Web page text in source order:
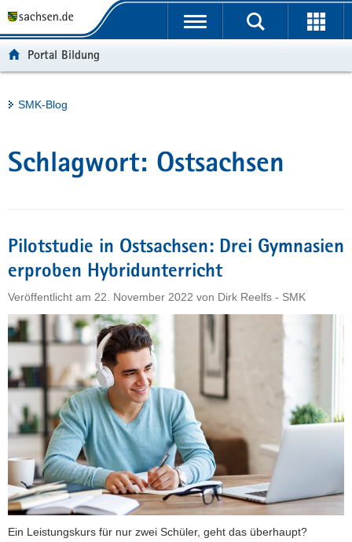
t
e
r
i
e
n
d
e
a
v
g
a
t
o
n
u
h
a
e
v
e
Portalübergreifende
Portal Bildung
Hauptinhalt
SMK-Blog
Schlagwort: Ostsachsen
Pilotstudie in Ostsachsen: Drei Gymnasien
erproben Hybridunterricht
Veröffentlicht am 22. November 2022 von Dirk Reelfs - SMK
Ein Leistungskurs für nur zwei Schüler, geht das überhaupt?